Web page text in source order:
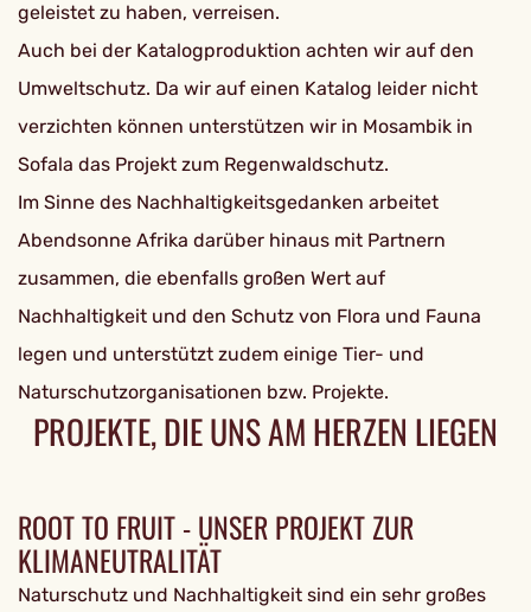
geleistet zu haben, verreisen.
Auch bei der Katalogproduktion achten wir auf den
Umweltschutz. Da wir auf einen Katalog leider nicht
verzichten können unterstützen wir in Mosambik in
Sofala das Projekt zum Regenwaldschutz.
Im Sinne des Nachhaltigkeitsgedanken arbeitet
Abendsonne Afrika darüber hinaus mit Partnern
zusammen, die ebenfalls großen Wert auf
Nachhaltigkeit und den Schutz von Flora und Fauna
legen und unterstützt zudem einige Tier- und
Naturschutzorganisationen bzw. Projekte.
PROJEKTE, DIE UNS AM HERZEN LIEGEN
ROOT TO FRUIT - UNSER PROJEKT ZUR
KLIMANEUTRALITÄT
Naturschutz und Nachhaltigkeit sind ein sehr großes